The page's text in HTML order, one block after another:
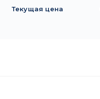
Текущая цена